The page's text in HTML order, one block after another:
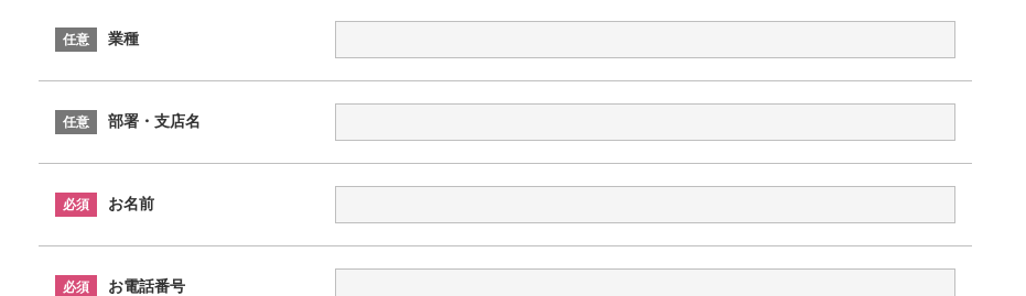
任意 業種
任意 部署・支店名
必須 お名前
必須 お電話番号